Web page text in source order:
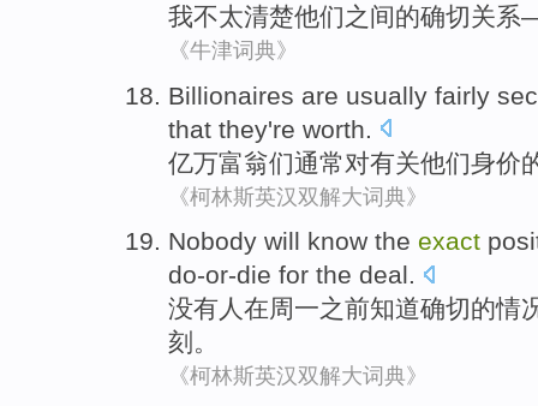
我不太清楚他们之间的确切关系
《牛津词典》
Billionaires are usually fairly
that they're worth
亿万富翁们通常对有关他们身价
《柯林斯英汉双解大词典》
Nobody will know the exact
do-or-die for the deal.
没有人 在周一之前知道确切的情
刻。
《柯林斯英汉双解大词典》